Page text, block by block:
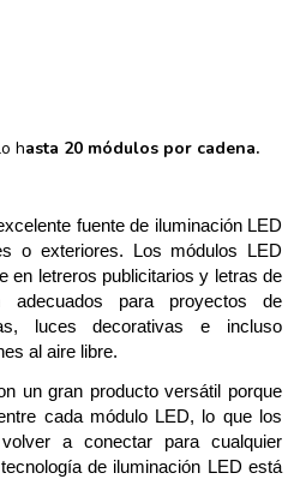
hasta 20 módulos por cadena.
fuente de iluminación LED
o exteriores. Los módulos LED
en letreros publicitarios y letras de
para proyectos de
luces decorativas e incluso
al aire libre.
un gran producto versátil porque
cada módulo LED, lo que los
a conectar para cualquier
de iluminación LED está